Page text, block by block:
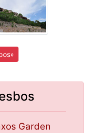
Garden